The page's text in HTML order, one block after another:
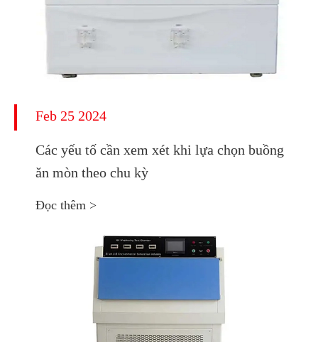
Feb 25 2024
Các yếu tố cần xem xét khi lựa chọn buồng
ăn mòn theo chu kỳ
Đọc thêm >